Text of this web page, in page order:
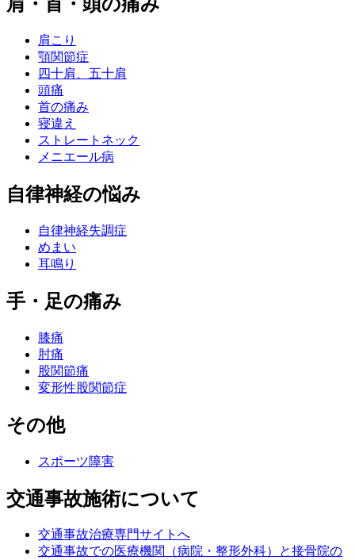
肩・首・頭の痛み
肩こり
顎関節症
四十肩、五十肩
頭痛
首の痛み
寝違え
ストレートネック
メニエール病
自律神経の悩み
自律神経失調症
めまい
耳鳴り
手・足の痛み
膝痛
肘痛
股関節痛
変形性股関節症
その他
スポーツ障害
交通事故施術について
交通事故治療専門サイトへ
交通事故での医療機関（病院・整形外科）と接骨院の